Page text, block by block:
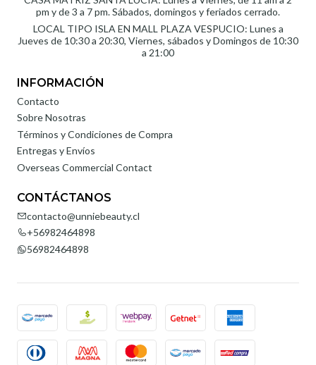
pm y de 3 a 7 pm. Sábados, domingos y feriados cerrado.
LOCAL TIPO ISLA EN MALL PLAZA VESPUCIO: Lunes a
Jueves de 10:30 a 20:30, Viernes, sábados y Domingos de 10:30
a 21:00
INFORMACIÓN
Contacto
Sobre Nosotras
Términos y Condiciones de Compra
Entregas y Envíos
Overseas Commercial Contact
CONTÁCTANOS
contacto@unniebeauty.cl
+56982464898
56982464898